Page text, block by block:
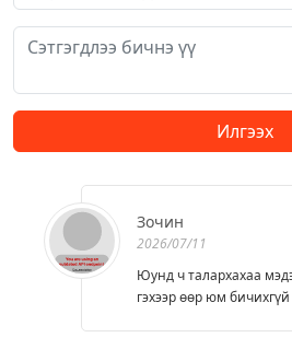
Илгээх
Зочин
2026/07/11
Юунд ч талархахаа
гэхээр өөр юм